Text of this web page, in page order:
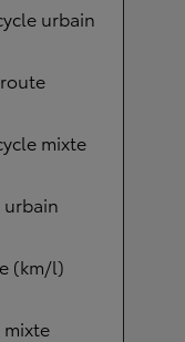
urbain
mixte
urbain
(km/l)
mixte